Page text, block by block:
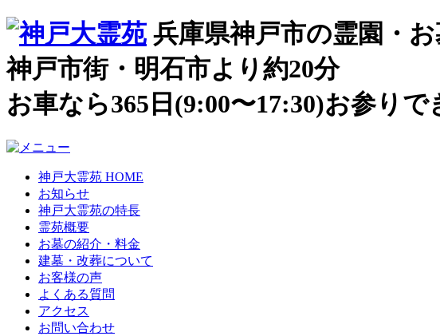
兵庫県神戸市の霊園・お
神戸市街・明石市より約20分
お車なら365日(9:00〜17:30)お参りで
神戸大霊苑 HOME
お知らせ
神戸大霊苑の特長
霊苑概要
お墓の紹介・料金
建墓・改葬について
お客様の声
よくある質問
アクセス
お問い合わせ